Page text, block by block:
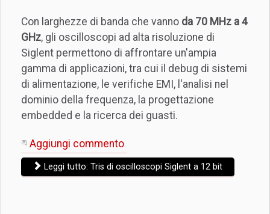
Con larghezze di banda che vanno da 70 MHz a 4
GHz, gli oscilloscopi ad alta risoluzione di
Siglent permettono di affrontare un'ampia
gamma di applicazioni, tra cui il debug di sistemi
di alimentazione, le verifiche EMI, l'analisi nel
dominio della frequenza, la progettazione
embedded e la ricerca dei guasti.
Aggiungi commento
Leggi tutto: Tris di oscilloscopi Siglent a 12 bit